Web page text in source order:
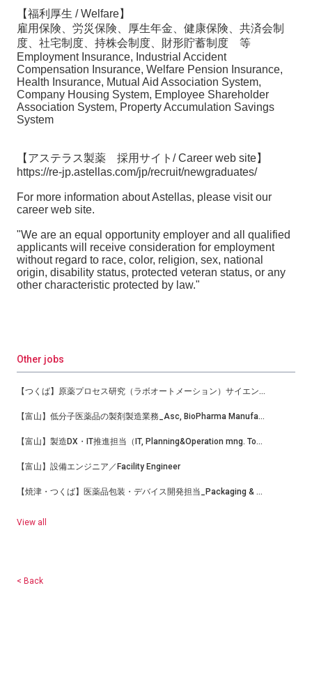
【福利厚生 / Welfare】
雇用保険、労災保険、厚生年金、健康保険、共済会制
度、社宅制度、持株会制度、財形貯蓄制度 等
Employment Insurance, Industrial Accident
Compensation Insurance, Welfare Pension Insurance,
Health Insurance, Mutual Aid Association System,
Company Housing System, Employee Shareholder
Association System, Property Accumulation Savings
System
【アステラス製薬 採用サイト/ Career web site】
https://re-jp.astellas.com/jp/recruit/newgraduates/
For more information about Astellas, please visit our
career web site.
"We are an equal opportunity employer and all qualified
applicants will receive consideration for employment
without regard to race, color, religion, sex, national
origin, disability status, protected veteran status, or any
other characteristic protected by law."
Other jobs
【つくば】原薬プロセス研究（ラボオートメーション）サイエンティスト
【富山】低分子医薬品の製剤製造業務_Asc, BioPharma Manufacturing
【富山】製造DX・IT推進担当（IT, Planning&Operation mng. Toyama-TC Bio-Mfg）
【富山】設備エンジニア／Facility Engineer
【焼津・つくば】医薬品包装・デバイス開発担当_Packaging & Device Development Scientist
View all
< Back